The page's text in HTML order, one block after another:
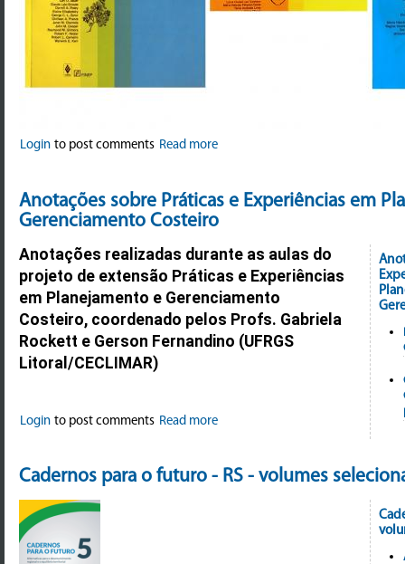
Login to post comments Read more
Anotações sobre Práticas e Experiências em
Gerenciamento Costeiro
Anotações realizadas durante as aulas do
projeto de extensão Práticas e Experiências
em Planejamento e Gerenciamento
Costeiro, coordenado pelos Profs. Gabriela
Rockett e Gerson Fernandino (UFRGS
Litoral/CECLIMAR)
Login to post comments Read more
Cadernos para o futuro - RS - volumes